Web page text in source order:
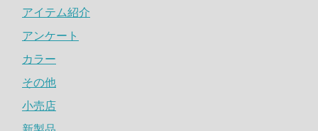
アイテム紹介
アンケート
カラー
その他
小売店